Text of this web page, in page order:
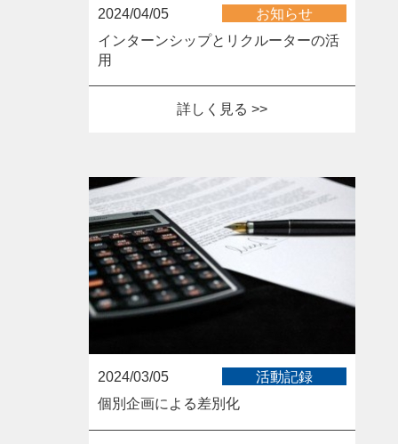
2024/04/05
お知らせ
インターンシップとリクルーターの活
用
詳しく見る >>
2024/03/05
活動記録
個別企画による差別化